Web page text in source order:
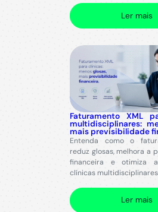
Ler mais
Faturamento XML
multidisciplinares:
mais previsibilidade
Entenda como o
reduz glosas, melhora a
financeira e otimiza
clínicas
Ler mais